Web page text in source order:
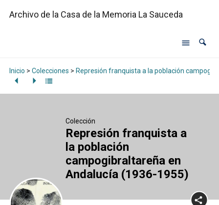
Archivo de la Casa de la Memoria La Sauceda
Inicio > Colecciones > Represión franquista a la población
Colección
Represión franquista a
la población
campogibraltareña en
Andalucía (1936-1955)